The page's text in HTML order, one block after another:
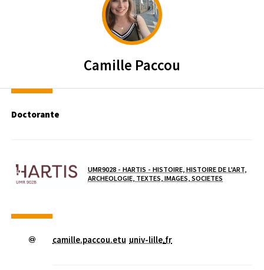
Camille Paccou
Doctorante
UMR9028 - HARTIS - HISTOIRE, HISTOIRE DE L'ART,
ARCHEOLOGIE, TEXTES, IMAGES, SOCIETES
camille.paccou.etu univ-lille.fr